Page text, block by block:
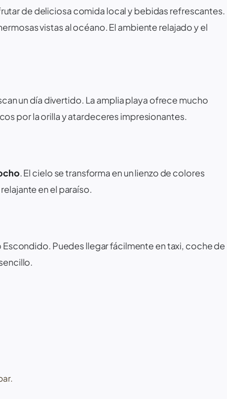
de deliciosa comida local y bebidas refrescantes.
vistas al océano. El ambiente relajado y el
un día divertido. La amplia playa ofrece mucho
por la orilla y atardeceres impresionantes.
. El cielo se transforma en un lienzo de colores
en el paraíso.
Escondido. Puedes llegar fácilmente en taxi, coche de